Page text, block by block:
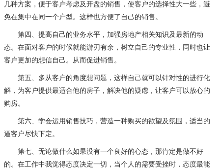
几种方案，便于客户考虑及开盘的销售，使客户的选择性大一些，避
免在集中在同一个户型。这样也方便了自己的销售。
第四、提高自己的业务水平，加强房地产相关知识及最新的动
态。在面对客户的时候就能游刃有余，树立自己的专业性，同时也让
客户更加的想信自己。从而促进销售。
第五、多从客户的角度想问题，这样自己就可以针对性的进行化
解，为客户提供最适合他的房子，解决他的疑虑，让客户可以放心的
购房。
第六、学会运用销售技巧，营造一种购买的欲望及氛围，适当的
逼客户尽快下定。
第七、无论做什么如果没有一个良好的心态，那肯定是做不好
的。在工作中我觉得态度决定一切，当个人的需要受挫时，态度最能